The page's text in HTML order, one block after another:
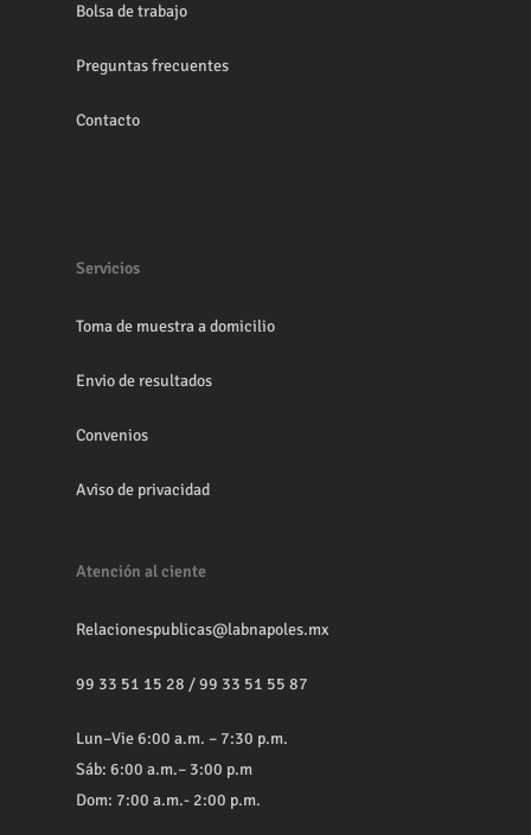
Bolsa de trabajo
Preguntas frecuentes
Contacto
Servicios
Toma de muestra a domicilio
Envio de resultados
Convenios
Aviso de privacidad
Atención al ciente
Relacionespublicas@labnapoles.mx
99 33 51 15 28 /99 33 51 55 87
Lun–Vie 6:00 a.m. – 7:30 p.m.
Sáb: 6:00 a.m.– 3:00 p.m
Dom: 7:00 a.m.- 2:00 p.m.